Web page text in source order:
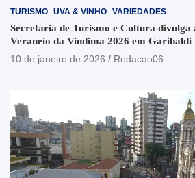
TURISMO UVA & VINHO VARIEDADES
Secretaria de Turismo e Cultura divulga
Veraneio da Vindima 2026 em Garibaldi
10 de janeiro de 2026
Redacao06